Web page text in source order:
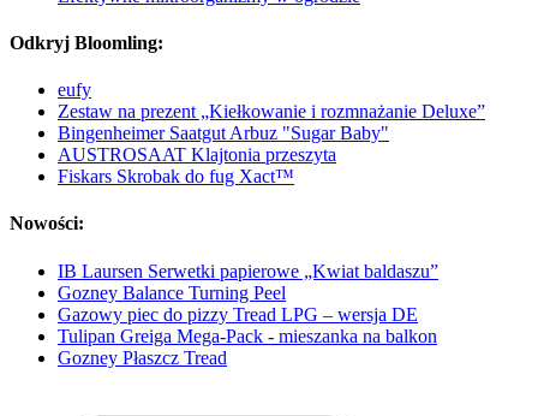
Odkryj Bloomling:
eufy
Zestaw na prezent „Kiełkowanie i rozmnażanie Deluxe”
Bingenheimer Saatgut Arbuz "Sugar Baby"
AUSTROSAAT Klajtonia przeszyta
Fiskars Skrobak do fug Xact™
Nowości:
IB Laursen Serwetki papierowe „Kwiat baldaszu”
Gozney Balance Turning Peel
Gazowy piec do pizzy Tread LPG – wersja DE
Tulipan Greiga Mega-Pack - mieszanka na balkon
Gozney Płaszcz Tread